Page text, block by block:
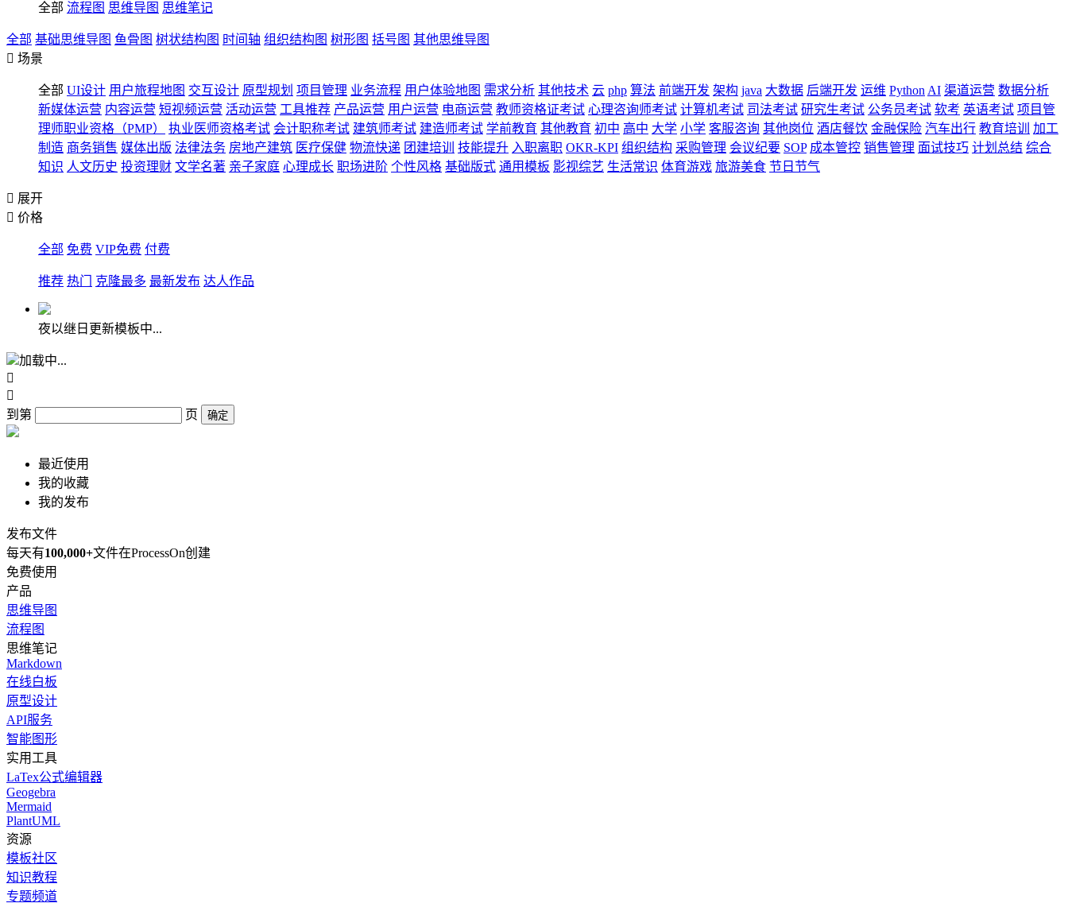
全部 流程图 思维导图 思维笔记
全部 基础思维导图 鱼骨图 树状结构图 时间轴 组织结构图 树形图 括号图 其他思维导图
 场景
全部 UI设计 用户旅程地图 交互设计 原型规划 项目管理 业务流程 用户体验地图 需求分析 其他技术 云 php 算法 前端开发 架构 java 大数据 后端开发 运维 Python AI 渠道运营 数据分析
新媒体运营 内容运营 短视频运营 活动运营 工具推荐 产品运营 用户运营 电商运营 教师资格证考试 心理咨询师考试 计算机考试 司法考试 研究生考试 公务员考试 软考 英语考试 项目管
理师职业资格（PMP）
执业医师资格考试 会计职称考试 建筑师考试 建造师考试 学前教育 其他教育 初中 高中 大学 小学 客服咨询 其他岗位 酒店餐饮 金融保险 汽车出行 教育培训
加工
制造 商务销售 媒体出版 法律法务 房地产建筑 医疗保健 物流快递 团建培训 技能提升 入职离职 OKR-KPI 组织结构 采购管理 会议纪要 SOP 成本管控 销售管理 面试技巧 计划总结 综合
知识 人文历史 投资理财 文学名著 亲子家庭 心理成长 职场进阶 个性风格 基础版式 通用模板 影视综艺 生活常识 体育游戏 旅游美食 节日节气
 展开
 价格
全部 免费 VIP免费 付费
推荐 热门 克隆最多 最新发布 达人作品
夜以继日更新模板中...
加载中...


到第
页 确定
最近使用
我的收藏
我的发布
发布文件
每天有100,000+文件在ProcessOn创建
免费使用
产品
思维导图
流程图
思维笔记
Markdown
在线白板
原型设计
API服务
智能图形
实用工具
LaTex公式编辑器
Geogebra
Mermaid
PlantUML
资源
模板社区
知识教程
专题频道